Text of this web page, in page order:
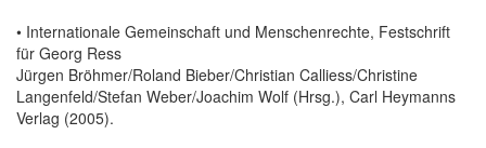
• Internationale Gemeinschaft und Menschenrechte, Festschrift
für Georg Ress
Jürgen Bröhmer/Roland Bieber/Christian Calliess/Christine
Langenfeld/Stefan Weber/Joachim Wolf (Hrsg.), Carl Heymanns
Verlag (2005).